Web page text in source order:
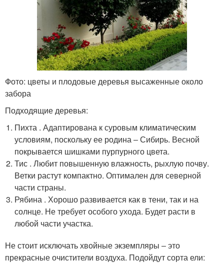
Фото: цветы и плодовые деревья высаженные около
забора
Подходящие деревья:
Пихта . Адаптирована к суровым климатическим
условиям, поскольку ее родина ‒ Сибирь. Весной
покрывается шишками пурпурного цвета.
Тис . Любит повышенную влажность, рыхлую почву.
Ветки растут компактно. Оптимален для северной
части страны.
Рябина . Хорошо развивается как в тени, так и на
солнце. Не требует особого ухода. Будет расти в
любой части участка.
Не стоит исключать хвойные экземпляры ‒ это
прекрасные очистители воздуха. Подойдут сорта ели: